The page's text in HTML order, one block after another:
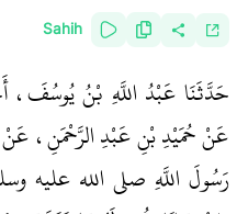
Sahih
حَدَّثَنَا عَبْدُ اللَّهِ بْنُ يُوسُفَ،
عَنْ حُمَيْدِ بْنِ عَبْدِ الرَّحْمَنِ، عَنْ
رَسُولَ اللَّهِ صلى الله عليه